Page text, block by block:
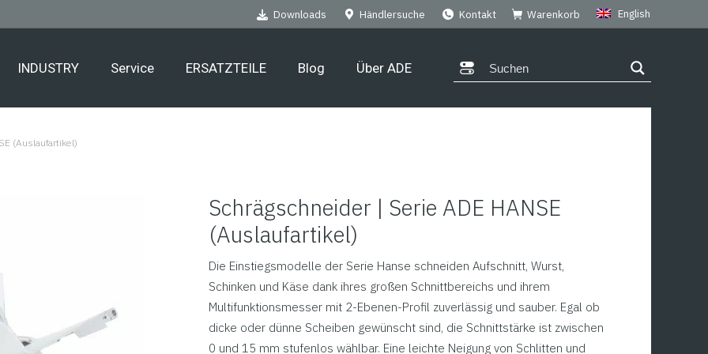
Downloads Händlersuche Kontakt Warenkorb English
INDUSTRY Service ERSATZTEILE Blog Über ADE
(Auslaufartikel)
Schrägschneider | Serie ADE HANSE
(Auslaufartikel)
Die Einstiegsmodelle der Serie Hanse schneiden Aufschnitt, Wurst,
Schinken und Käse dank ihres großen Schnittbereichs und ihrem
Multifunktionsmesser mit 2-Ebenen-Profil zuverlässig und sauber. Egal ob
dicke oder dünne Scheiben gewünscht sind, die Schnittstärke ist zwischen
0 und 15 mm stufenlos wählbar. Eine leichte Neigung von Schlitten und